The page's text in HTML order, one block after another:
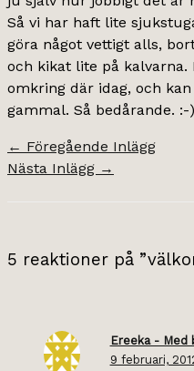
Så vi har haft lite
göra något vettigt alls,
och kikat lite på
omkring där idag, och
gammal. Så bedårande. :-)
← Föregående Inlägg
Nästa Inlägg →
5 reaktioner på
Ereeka - Med
9 februari,